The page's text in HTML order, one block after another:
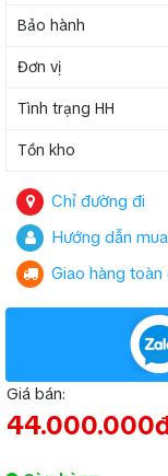
Bảo hành
Đơn vị
Tình trạng HH
Tồn kho
Chỉ đường đi
Hướng dẫn
Giao hàng
Giá bán: